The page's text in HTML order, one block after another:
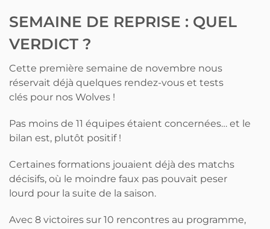
SEMAINE DE REPRISE : QUEL
VERDICT ?
Cette première semaine de novembre nous
réservait déjà quelques rendez-vous et tests
clés pour nos Wolves !
Pas moins de 11 équipes étaient concernées… et le
bilan est, plutôt positif !
Certaines formations jouaient déjà des matchs
décisifs, où le moindre faux pas pouvait peser
lourd pour la suite de la saison.
Avec 8 victoires sur 10 rencontres au programme,